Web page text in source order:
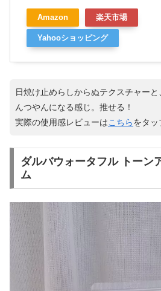
Amazon 楽天市場
Yahooショッピング
日焼け止めらしからぬテクスチャー
んつやんになる感じ。推せる！
実際の使用感レビューはこちらをタッ
ダルバウォータフル トーン
ム